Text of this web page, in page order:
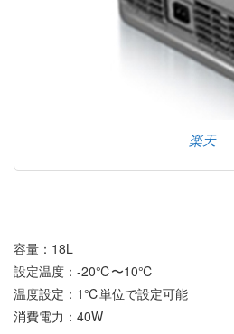
楽天
容量：18L
設定温度：-20℃〜10℃
温度設定：1℃単位で設定可能
消費電力：40W